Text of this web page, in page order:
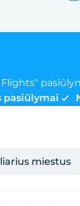
pasiūlymai
miestus